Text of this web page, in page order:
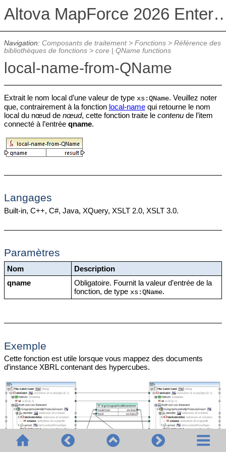
Altova MapForce 2026
Navigation: Composants de traitement> Fonctions> Référence des
bibliothèques de fonctions> core | QName functions
local-name-from-QName
Extrait le nom local d’une valeur de type xs:QName. Veuillez noter
que, contrairement à la fonction local-namequi retourne le nom
local du nœud de nœud, cette fonction traite le contenude l’item
connecté à l’entrée qname.
Langages
Built-in, C++, C#, Java, XQuery, XSLT 2.0, XSLT 3.0.
Paramètres
Nom
Description
qname
Obligatoire. Fournit la valeur d’entrée de la
fonction, de type xs:QName.
Exemple
Cette fonction est utile lorsque vous mappez des documents
d’instance XBRL contenant des hypercubes.